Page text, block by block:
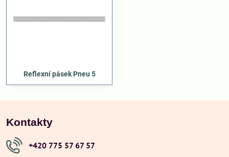
Reflexní pásek Pneu 5
Kontakty
+420 775 57 67 57